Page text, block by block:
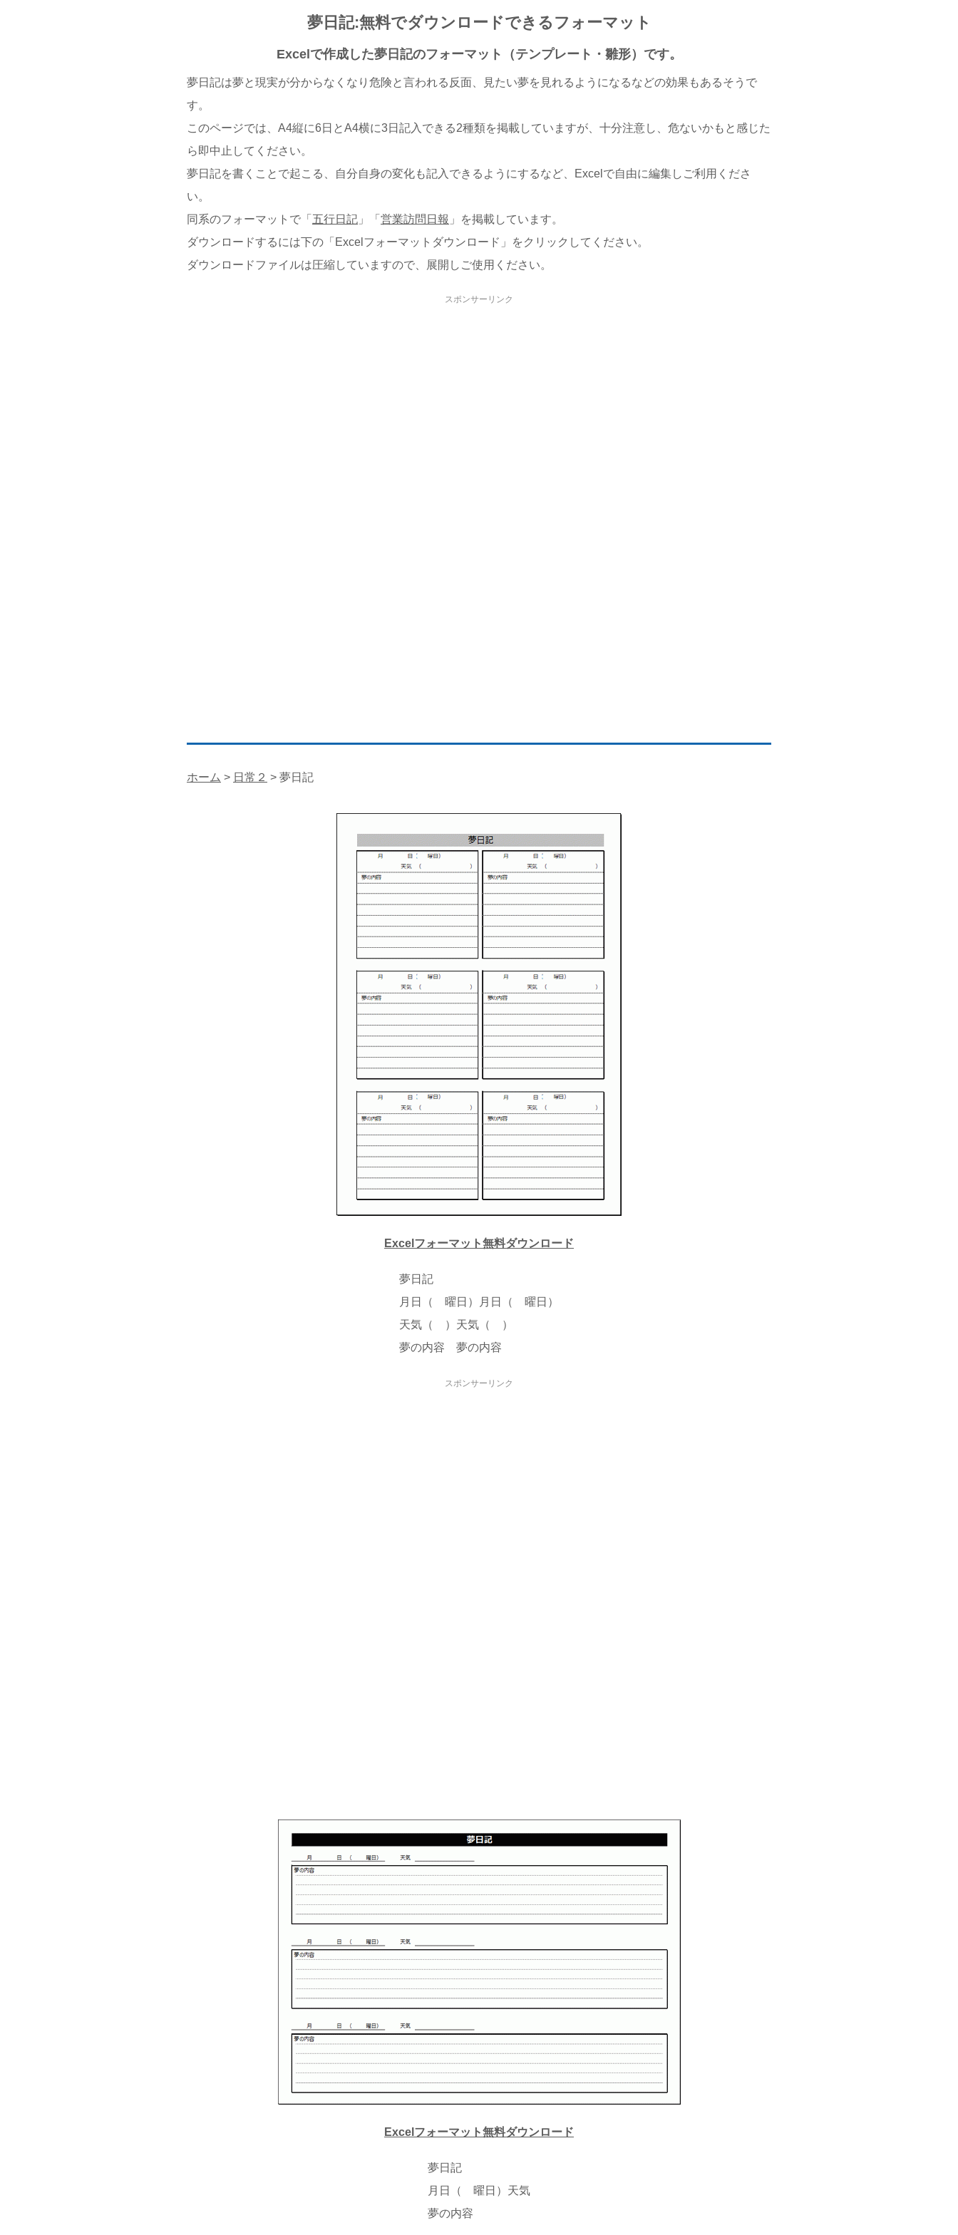
夢日記:無料でダウンロードできるフォーマット
Excelで作成した夢日記のフォーマット（テンプレート・雛形）です。
夢日記は夢と現実が分からなくなり危険と言われる反面、見たい夢を見れるようになるなどの効果もあるそうで
す。
このページでは、A4縦に6日とA4横に3日記入できる2種類を掲載していますが、十分注意し、危ないかもと感じた
ら即中止してください。
夢日記を書くことで起こる、自分自身の変化も記入できるようにするなど、Excelで自由に編集しご利用くださ
い。
同系のフォーマットで「 五行日記 」「 営業訪問日報 」を掲載しています。
ダウンロードするには下の「Excelフォーマットダウンロード」をクリックしてください。
ダウンロードファイルは圧縮していますので、展開しご使用ください。
スポンサーリンク
ホーム > 日常２ > 夢日記
Excelフォーマット無料ダウンロード
夢日記
月日（ 曜日）月日（ 曜日）
天気（ ）天気（ ）
夢の内容 夢の内容
スポンサーリンク
Excelフォーマット無料ダウンロード
夢日記
月日（ 曜日）天気
夢の内容